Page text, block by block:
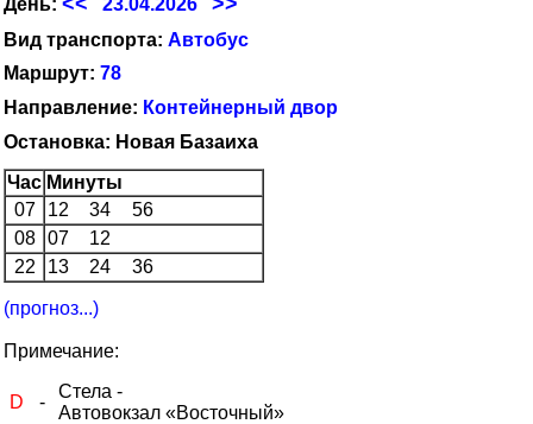
Вид транспорта: Автобус
Маршрут: 78
Направление: Контейнерный двор
Остановка: Новая Базаиха
Час Минуты
07
12 34
56
08
07
12
22
13 24 36
(прогноз...)
Примечание:
D -
Стела -
Автовокзал «Восточный»